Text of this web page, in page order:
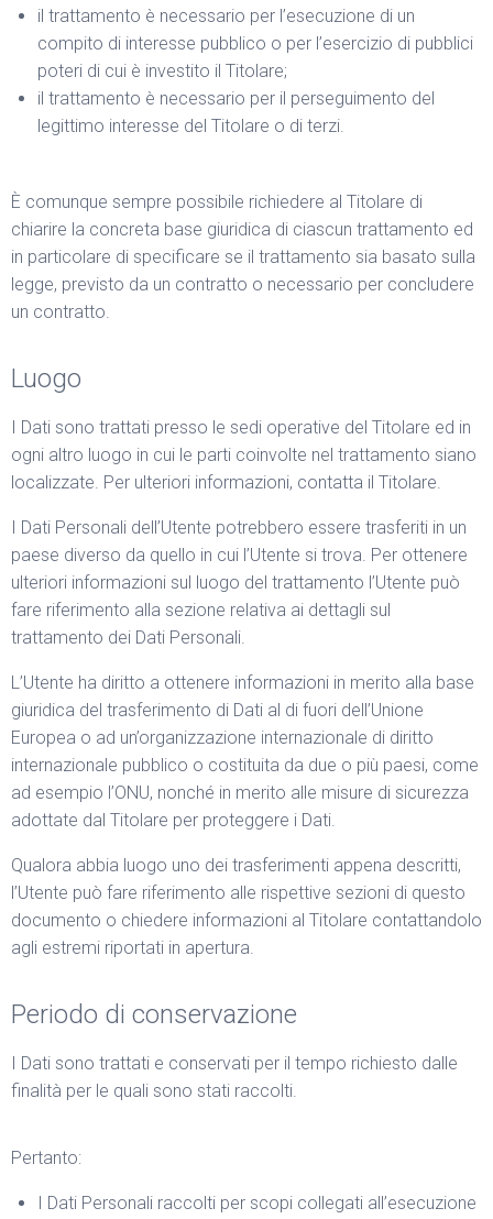
il trattamento è necessario per l’esecuzione di un
compito di interesse pubblico o per l’esercizio di pubblici
poteri di cui è investito il Titolare;
il trattamento è necessario per il perseguimento del
legittimo interesse del Titolare o di terzi.
È comunque sempre possibile richiedere al Titolare di
chiarire la concreta base giuridica di ciascun trattamento ed
in particolare di specificare se il trattamento sia basato sulla
legge, previsto da un contratto o necessario per concludere
un contratto.
Luogo
I Dati sono trattati presso le sedi operative del Titolare ed in
ogni altro luogo in cui le parti coinvolte nel trattamento siano
localizzate. Per ulteriori informazioni, contatta il Titolare.
I Dati Personali dell’Utente potrebbero essere trasferiti in un
paese diverso da quello in cui l’Utente si trova. Per ottenere
ulteriori informazioni sul luogo del trattamento l’Utente può
fare riferimento alla sezione relativa ai dettagli sul
trattamento dei Dati Personali.
L’Utente ha diritto a ottenere informazioni in merito alla base
giuridica del trasferimento di Dati al di fuori dell’Unione
Europea o ad un’organizzazione internazionale di diritto
internazionale pubblico o costituita da due o più paesi, come
ad esempio l’ONU, nonché in merito alle misure di sicurezza
adottate dal Titolare per proteggere i Dati.
Qualora abbia luogo uno dei trasferimenti appena descritti,
l’Utente può fare riferimento alle rispettive sezioni di questo
documento o chiedere informazioni al Titolare contattandolo
agli estremi riportati in apertura.
Periodo di conservazione
I Dati sono trattati e conservati per il tempo richiesto dalle
finalità per le quali sono stati raccolti.
Pertanto:
I Dati Personali raccolti per scopi collegati all’esecuzione